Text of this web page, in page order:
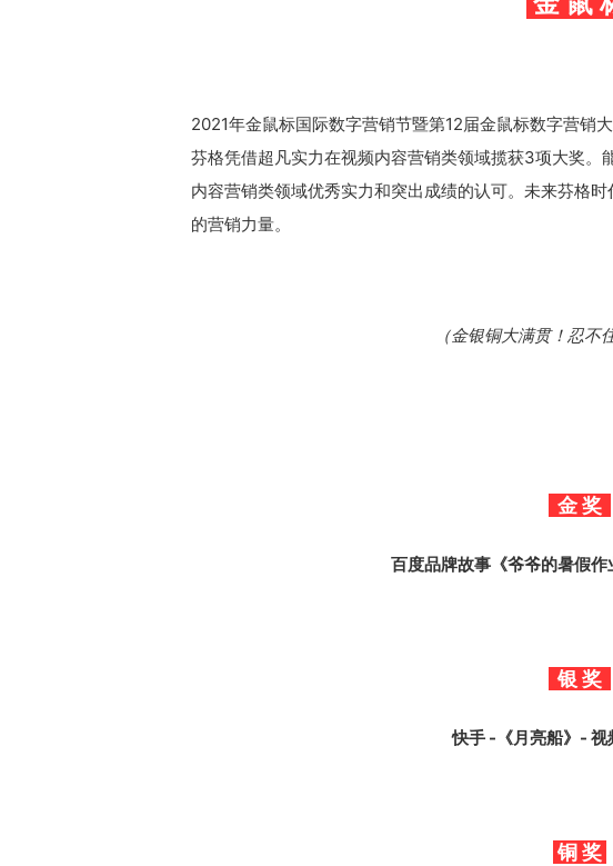
2021年金鼠标国际数字营销节暨第12届金鼠标数字营销
芬格凭借超凡实力在视频内容营销类领域揽获3项大奖。
内容营销类领域优秀实力和突出成绩的认可。未来芬格
的营销力量。
（金银铜大满贯！忍不
金 奖
百度品牌故事《爷爷的暑假作
银 奖
快手 -《月亮船》- 视
铜 奖